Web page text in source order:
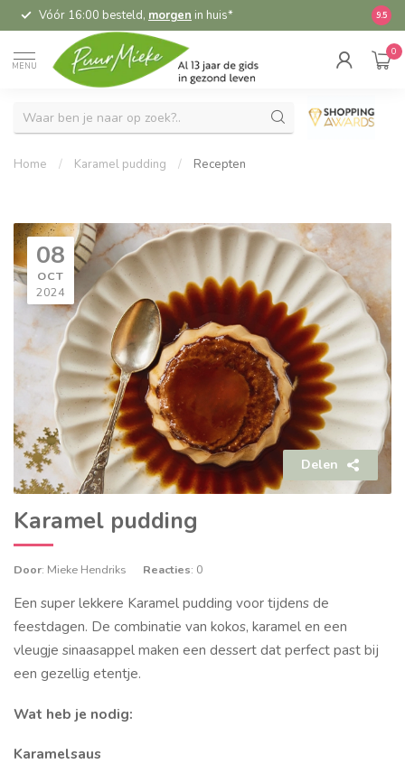
Vóór 16:00 besteld, morgen in huis* 9.5
MENU
0
Home / Karamel pudding / Recepten
08
OCT
2024
Delen
Karamel pudding
Door: Mieke Hendriks Reacties: 0
Een super lekkere Karamel pudding voor tijdens de
feestdagen. De combinatie van kokos, karamel en een
vleugje sinaasappel maken een dessert dat perfect past bij
een gezellig etentje.
Wat heb je nodig:
Karamelsaus